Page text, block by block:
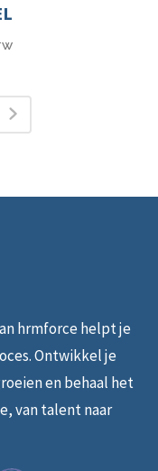
hrmforce helpt je
Ontwikkel je
en behaal het
van talent naar